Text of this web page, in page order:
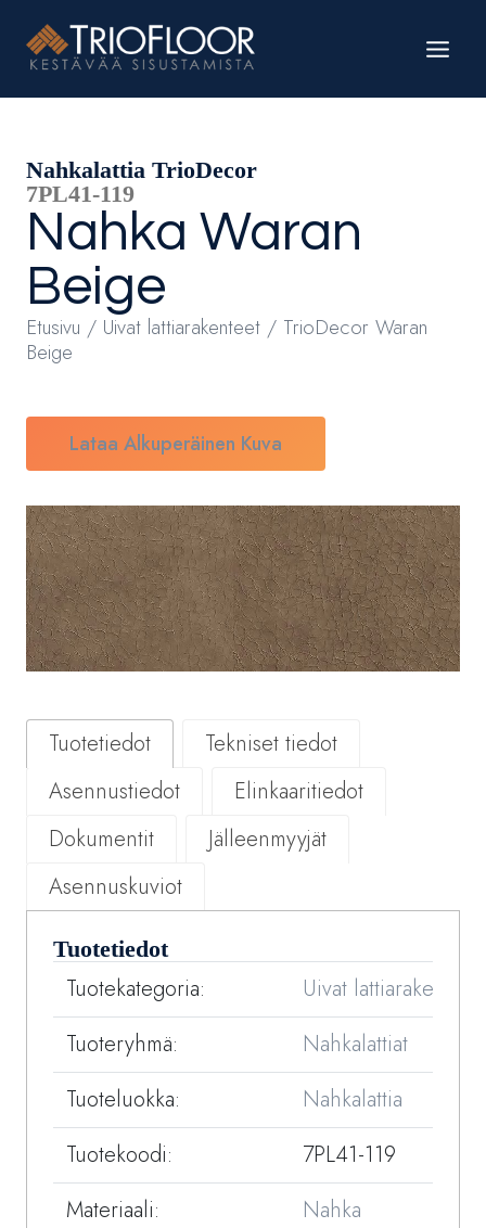
sisältöön
Nahkalattia TrioDecor
7PL41-119
Nahka Waran
Beige
Etusivu / Uivat lattiarakenteet / TrioDecor Waran
Beige
Lataa Alkuperäinen Kuva
Tuotetiedot
Tekniset tiedot
Asennustiedot
Elinkaaritiedot
Dokumentit
Jälleenmyyjät
Asennuskuviot
Tuotetiedot
Tuotekategoria:
Uivat lattiarakenteet
Tuoteryhmä:
Nahkalattiat
Tuoteluokka:
Nahkalattia
Tuotekoodi:
7PL41-119
Materiaali:
Nahka